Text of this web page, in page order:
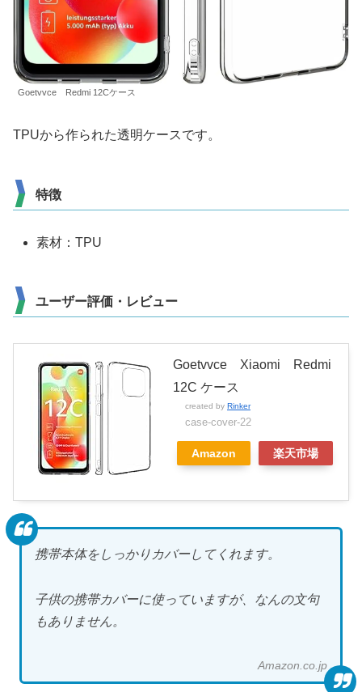
Goetvvce Redmi 12Cケース
TPUから作られた透明ケースです。
特徴
素材：TPU
ユーザー評価・レビュー
Goetvvce Xiaomi Redmi
12C ケース
created by Rinker
case-cover-22
Amazon 楽天市場
携帯本体をしっかりカバーしてくれます。
子供の携帯カバーに使っていますが、なんの文句
もありません。
Amazon.co.jp